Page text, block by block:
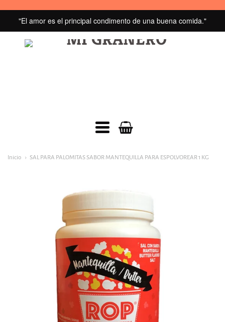
"El amor es el principal condimento de una buena comida."
MI
Menú
Inicio SAL PARA PALOMITAS SABOR MANTEQUILLA PARA ESPOLVOREAR 1 KG